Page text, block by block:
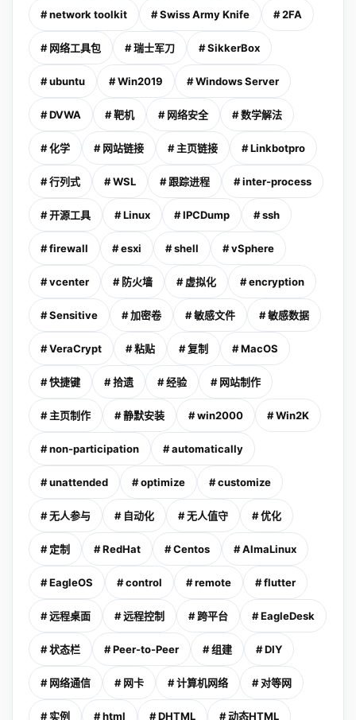
# network toolkit # Swiss Army Knife # 2FA
# 网络工具包 # 瑞士军刀 # SikkerBox
# ubuntu # Win2019 # Windows Server
# DVWA # 靶机 # 网络安全 # 数学解法
# 化学 # 网站链接 # 主页链接 # Linkbotpro
# 行列式 # WSL # 跟踪进程 # inter-process
# 开源工具 # Linux # IPCDump # ssh
# firewall # esxi # shell # vSphere
# vcenter # 防火墙 # 虚拟化 # encryption
# Sensitive # 加密卷 # 敏感文件 # 敏感数据
# VeraCrypt # 粘贴 # 复制 # MacOS
# 快捷键 # 拾遗 # 经验 # 网站制作
# 主页制作 # 静默安装 # win2000 # Win2K
# non-participation # automatically
# unattended # optimize # customize
# 无人参与 # 自动化 # 无人值守 # 优化
# 定制 # RedHat # Centos # AlmaLinux
# EagleOS # control # remote # flutter
# 远程桌面 # 远程控制 # 跨平台 # EagleDesk
# 状态栏 # Peer-to-Peer # 组建 # DIY
# 网络通信 # 网卡 # 计算机网络 # 对等网
# 实例 # html # DHTML # 动态HTML